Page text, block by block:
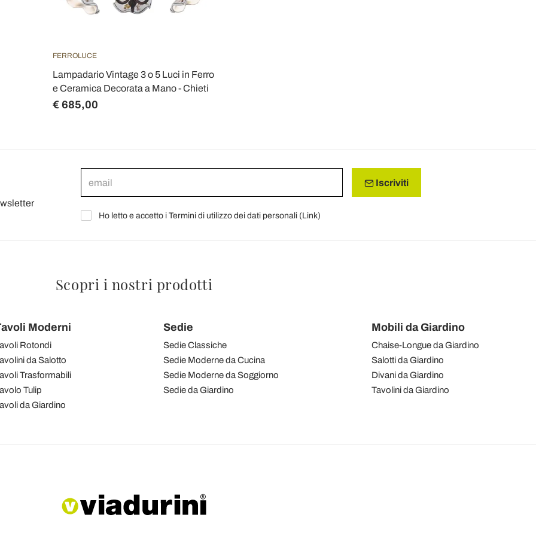
FERROLUCE
Lampadario Vintage 3 o 5 Luci in Ferro
e Ceramica Decorata a Mano - Chieti
€ 685,00
Iscriviti
Ho letto e accetto i Termini di utilizzo dei dati personali (Link)
Scopri i nostri prodotti
Moderni
Rotondi
da Salotto
Trasformabili
Tulip
da Giardino
Sedie
Sedie Classiche
Sedie Moderne da Cucina
Sedie Moderne da Soggiorno
Sedie da Giardino
Mobili da Giardino
Chaise-Longue da Giardino
Salotti da Giardino
Divani da Giardino
Tavolini da Giardino